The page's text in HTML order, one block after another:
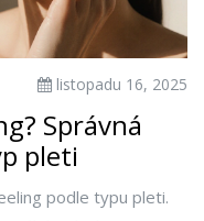
listopadu 16, 2025
Správná
pleti
podle typu pleti.